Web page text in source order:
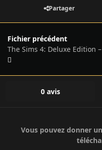
Partager
Fichier précédent
0 avis
Vous pouvez donner